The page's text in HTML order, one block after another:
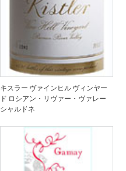
キスラー ヴァインヒル ヴィンヤー
ド ロシアン・リヴァー・ヴァレー
シャルドネ